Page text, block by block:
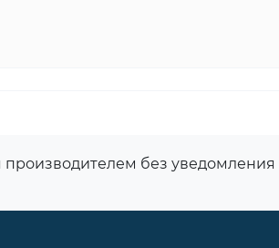
производителем без уведомления